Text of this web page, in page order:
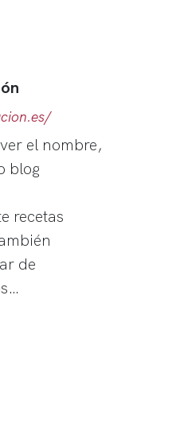
el nombre,
blog
recetas
de